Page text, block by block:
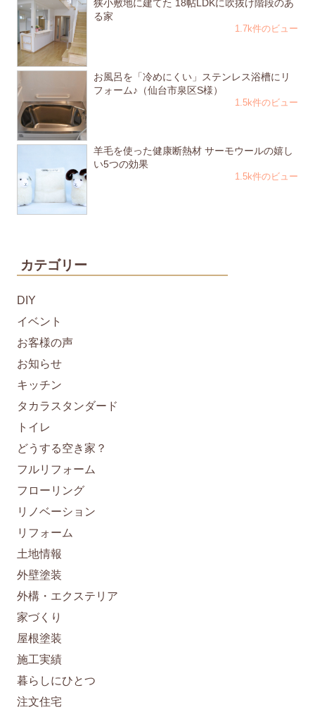
狭小敷地に建てた 18帖LDKに吹抜け階段のあ
る家
1.7k件のビュー
お風呂を「冷めにくい」ステンレス浴槽にリ
フォーム♪（仙台市泉区S様）
1.5k件のビュー
羊毛を使った健康断熱材 サーモウールの嬉し
い5つの効果
1.5k件のビュー
カテゴリー
DIY
イベント
お客様の声
お知らせ
キッチン
タカラスタンダード
トイレ
どうする空き家？
フルリフォーム
フローリング
リノベーション
リフォーム
土地情報
外壁塗装
外構・エクステリア
家づくり
屋根塗装
施工実績
暮らしにひとつ
注文住宅